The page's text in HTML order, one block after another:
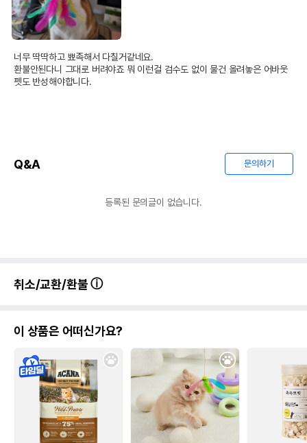
너무 딱딱하고 뾰족해서 다칠거같네요.
환불안된다니 그대로 버려야죠 뭐 이런걸 검수도 없이 물건 올려놓은 어바웃
펫도 반성해야합니다.
Q&A 문의하기
등록된 문의글이 없습니다.
취소/교환/환불
이 상품은 어떠신가요?